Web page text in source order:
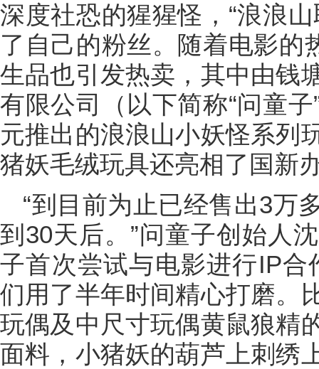
深度社恐的猩猩怪，“浪浪
了自己的粉丝。随着电影的
生品也引发热卖，其中由钱
有限公司（以下简称“问童
元推出的浪浪山小妖怪系列
猪妖毛绒玩具还亮相了国新
“到目前为止已经售出3万
到30天后。”问童子创始人
子首次尝试与电影进行IP合
们用了半年时间精心打磨。
玩偶及中尺寸玩偶黄鼠狼精
面料，小猪妖的葫芦上刺绣